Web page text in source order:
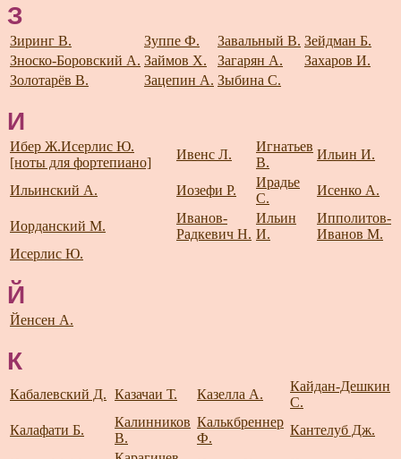
З
Зиринг В. Зуппе Ф. Завальный В. Зейдман Б.
Зноско-Боровский А. Займов Х. Загарян А.
Захаров И.
Золотарёв В.
Зацепин А. Зыбина С.
И
Ибер Ж.Исерлис Ю.
[ноты для фортепиано]
Ивенс Л.
Игнатьев
В.
Ильин И.
Ильинский А. Иозефи Р.
Ирадье
С.
Исенко А.
Иорданский М.
Иванов-
Радкевич Н.
Ильин
И.
Ипполитов-
Иванов М.
Исерлис Ю.
Й
Йенсен А.
К
Кабалевский Д. Казачаи Т. Казелла А.
Кайдан-Дешкин
С.
Калафати Б.
Калинников
В.
Калькбреннер
Ф.
Кантелуб Дж.